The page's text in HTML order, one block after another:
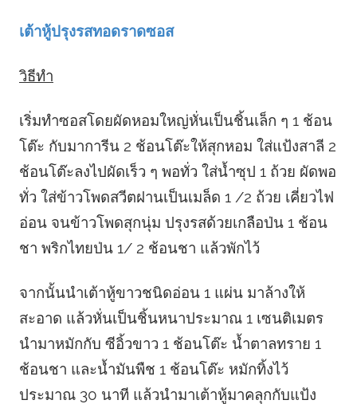
เต้าหู้ปรุงรสทอดราดซอส
วิธีทำ
เริ่มทำซอสโดยผัดหอมใหญ่หั่นเป็นชิ้นเล็ก ๆ 1 ช้อน
โต๊ะ กับมาการีน 2 ช้อนโต๊ะให้สุกหอม ใส่แป้งสาลี 2
ช้อนโต๊ะลงไปผัดเร็ว ๆ พอทั่ว ใส่น้ำซุป 1 ถ้วย ผัดพอ
ทั่ว ใส่ข้าวโพดสวีตฝานเป็นเมล็ด 1 /2 ถ้วย เคี่ยวไฟ
อ่อน จนข้าวโพดสุกนุ่ม ปรุงรสด้วยเกลือป่น 1 ช้อน
ชา พริกไทยป่น 1/ 2 ช้อนชา แล้วพักไว้
จากนั้นนำเต้าหู้ขาวชนิดอ่อน 1 แผ่น มาล้างให้
สะอาด แล้วหั่นเป็นชิ้นหนาประมาณ 1 เซนติเมตร
นำมาหมักกับ ซีอิ้วขาว 1 ช้อนโต๊ะ น้ำตาลทราย 1
ช้อนชา และน้ำมันพืช 1 ช้อนโต๊ะ หมักทิ้งไว้
ประมาณ 30 นาที แล้วนำมาเต้าหู้มาคลุกกับแป้ง